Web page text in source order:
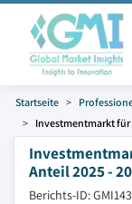
Startseite
Investmentmarkt
Anteil 2025 -
Berichts-ID: